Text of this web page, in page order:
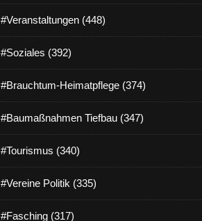
#Veranstaltungen (448)
#Soziales (392)
#Brauchtum-Heimatpflege (374)
#Baumaßnahmen Tiefbau (347)
#Tourismus (340)
#Vereine Politik (335)
#Fasching (317)